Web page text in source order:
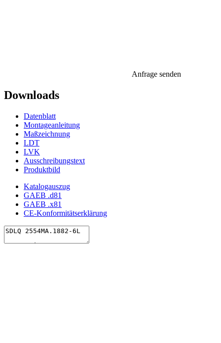
Anfrage senden
Downloads
Datenblatt
Montageanleitung
Maßzeichnung
LDT
LVK
Ausschreibungstext
Produktbild
Katalogauszug
GAEB .d81
GAEB .x81
CE-Konformitätserklärung